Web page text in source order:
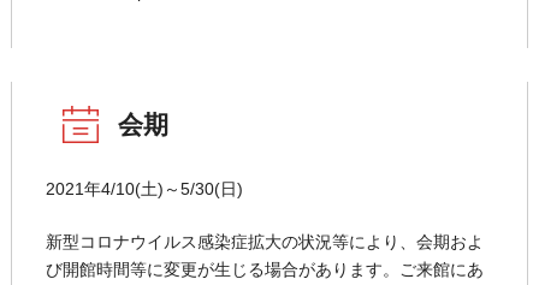
会期
2021年4/10(土)～5/30(日)
新型コロナウイルス感染症拡大の状況等により、会期およ
び開館時間等に変更が生じる場合があります。ご来館にあ